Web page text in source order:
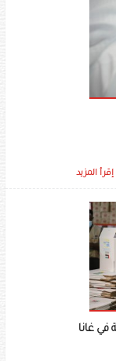
إقرأ المزيد